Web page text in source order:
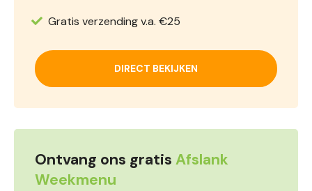
Gratis verzending v.a. €25
DIRECT BEKIJKEN
Ontvang ons gratis Afslank
Weekmenu